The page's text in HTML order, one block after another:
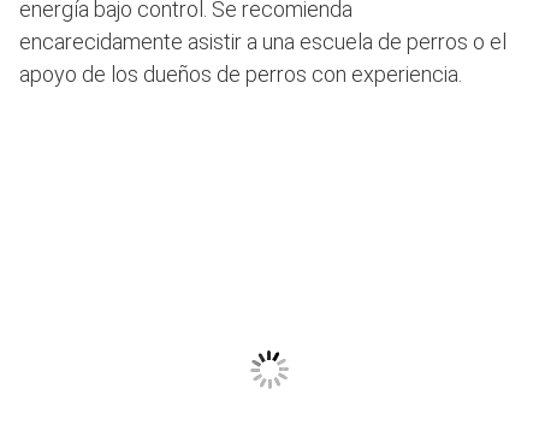
energía bajo control. Se recomienda
encarecidamente asistir a una escuela de perros o el
apoyo de los dueños de perros con experiencia.